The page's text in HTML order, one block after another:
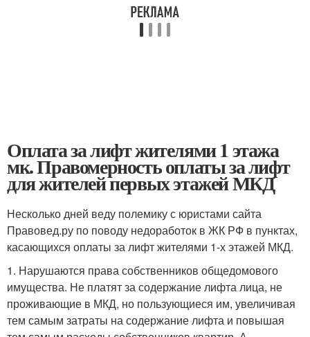
Оплата за лифт жителями 1 этажа
мк. Правомерность оплаты за лифт
для жителей первых этажей МКД
Несколько дней веду полемику с юристами сайта
Правовед.ру по поводу недоработок в ЖК РФ в пунктах,
касающихся оплаты за лифт жителями 1-х этажей МКД.
1. Нарушаются права собственников общедомового
имущества. Не платят за содержание лифта лица, не
проживающие в МКД, но пользующиеся им, увеличивая
тем самым затраты на содержание лифта и повышая